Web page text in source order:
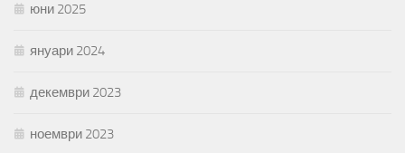
юни 2025
януари 2024
декември 2023
ноември 2023